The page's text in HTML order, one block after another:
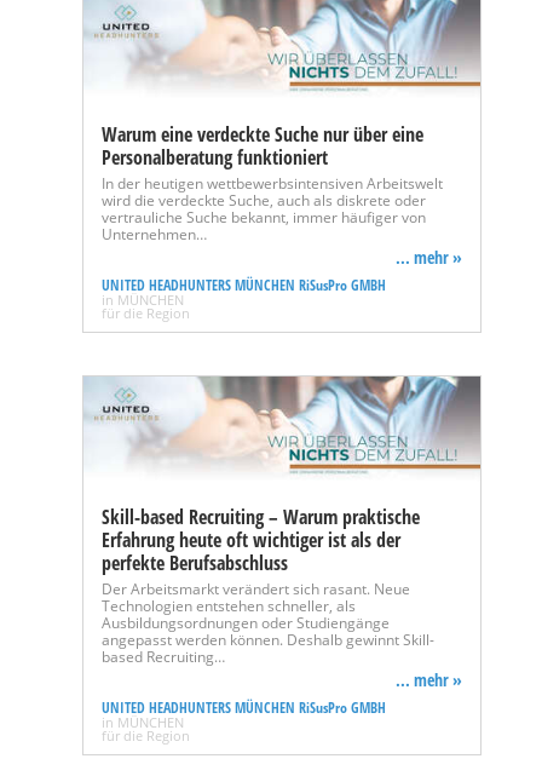
Warum eine verdeckte Suche nur über eine
Personalberatung funktioniert
In der heutigen wettbewerbsintensiven Arbeitswelt
wird die verdeckte Suche, auch als diskrete oder
vertrauliche Suche bekannt, immer häufiger von
Unternehmen…
... mehr »
UNITED HEADHUNTERS MÜNCHEN RiSusPro GMBH
in MÜNCHEN
für die Region
Skill-based Recruiting – Warum praktische
Erfahrung heute oft wichtiger ist als der
perfekte Berufsabschluss
Der Arbeitsmarkt verändert sich rasant. Neue
Technologien entstehen schneller, als
Ausbildungsordnungen oder Studiengänge
angepasst werden können. Deshalb gewinnt Skill-
based Recruiting…
... mehr »
UNITED HEADHUNTERS MÜNCHEN RiSusPro GMBH
in MÜNCHEN
für die Region